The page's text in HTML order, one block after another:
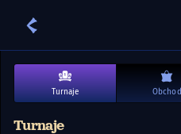
Turnaje Obchod
Turnaje